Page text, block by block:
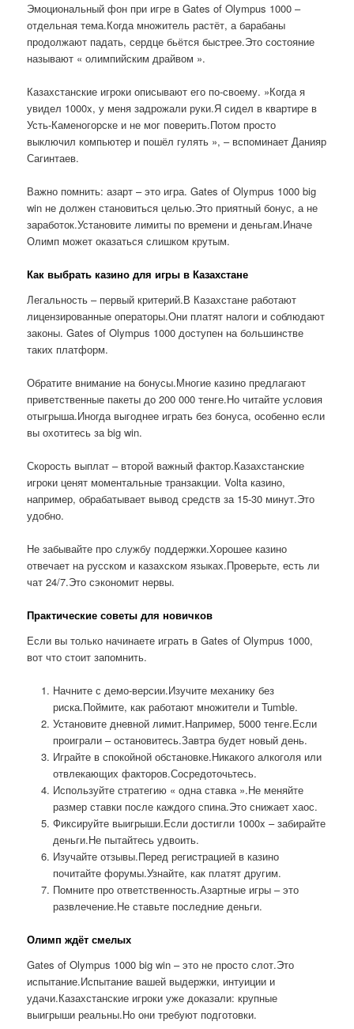
Эмоциональный фон при игре в Gates of Olympus 1000 –
отдельная тема.Когда множитель растёт, а барабаны
продолжают падать, сердце бьётся быстрее.Это состояние
называют « олимпийским драйвом ».
Казахстанские игроки описывают его по-своему. »Когда я
увидел 1000x, у меня задрожали руки.Я сидел в квартире в
Усть-Каменогорске и не мог поверить.Потом просто
выключил компьютер и пошёл гулять », – вспоминает Данияр
Сагинтаев.
Важно помнить: азарт – это игра. Gates of Olympus 1000 big
win не должен становиться целью.Это приятный бонус, а не
заработок.Установите лимиты по времени и деньгам.Иначе
Олимп может оказаться слишком крутым.
Как выбрать казино для игры в Казахстане
Легальность – первый критерий.В Казахстане работают
лицензированные операторы.Они платят налоги и соблюдают
законы. Gates of Olympus 1000 доступен на большинстве
таких платформ.
Обратите внимание на бонусы.Многие казино предлагают
приветственные пакеты до 200 000 тенге.Но читайте условия
отыгрыша.Иногда выгоднее играть без бонуса, особенно если
вы охотитесь за big win.
Скорость выплат – второй важный фактор.Казахстанские
игроки ценят моментальные транзакции. Volta казино,
например, обрабатывает вывод средств за 15-30 минут.Это
удобно.
Не забывайте про службу поддержки.Хорошее казино
отвечает на русском и казахском языках.Проверьте, есть ли
чат 24/7.Это сэкономит нервы.
Практические советы для новичков
Если вы только начинаете играть в Gates of Olympus 1000,
вот что стоит запомнить.
Начните с демо-версии.Изучите механику без
риска.Поймите, как работают множители и Tumble.
Установите дневной лимит.Например, 5000 тенге.Если
проиграли – остановитесь.Завтра будет новый день.
Играйте в спокойной обстановке.Никакого алкоголя или
отвлекающих факторов.Сосредоточьтесь.
Используйте стратегию « одна ставка ».Не меняйте
размер ставки после каждого спина.Это снижает хаос.
Фиксируйте выигрыши.Если достигли 1000x – забирайте
деньги.Не пытайтесь удвоить.
Изучайте отзывы.Перед регистрацией в казино
почитайте форумы.Узнайте, как платят другим.
Помните про ответственность.Азартные игры – это
развлечение.Не ставьте последние деньги.
Олимп ждёт смелых
Gates of Olympus 1000 big win – это не просто слот.Это
испытание.Испытание вашей выдержки, интуиции и
удачи.Казахстанские игроки уже доказали: крупные
выигрыши реальны.Но они требуют подготовки.